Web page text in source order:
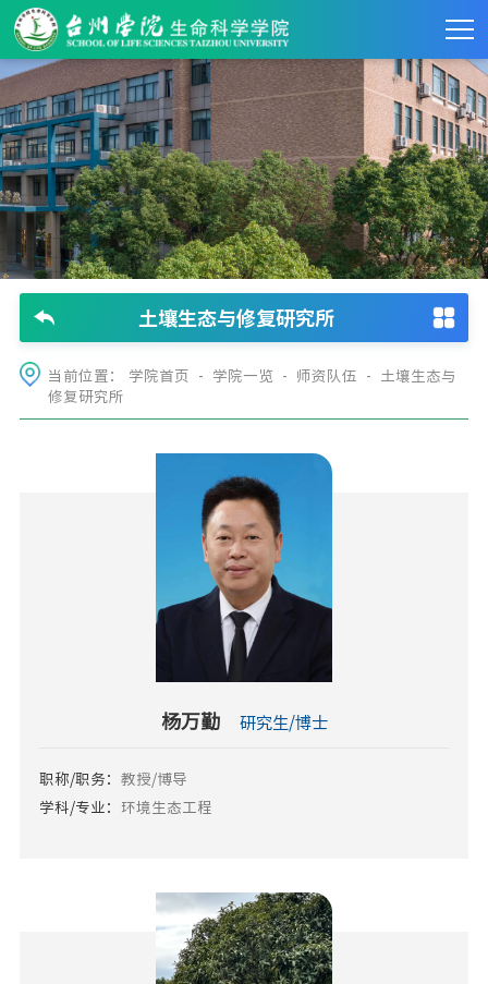
土壤生态与修复研究所
当前位置： 学院首页 - 学院一览 - 师资队伍 -
土壤生态与
修复研究所
杨万勤 研究生/博士
职称/职务： 教授/博导
学科/专业： 环境生态工程